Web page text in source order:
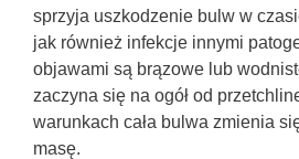
sprzyja uszkodzenie bulw w
jak również infekcje innymi
objawami są brązowe lub
zaczyna się na ogół od
warunkach cała bulwa zmienia
masę.